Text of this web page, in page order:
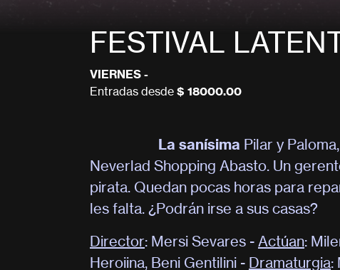
FESTIVAL
VIERNES -
Entradas desde $ 18000.00
La sanísima Pilar y
Neverlad Shopping Abasto. Un
pirata. Quedan pocas horas para
les falta. ¿Podrán irse a sus casas?
Director: Mersi Sevares - Actúan:
Heroiina, Beni Gentilini - Dramaturgia: